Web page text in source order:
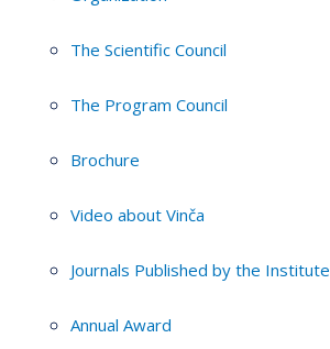
The Scientific Council
The Program Council
Brochure
Video about Vinča
Journals Published by the Institute
Annual Award